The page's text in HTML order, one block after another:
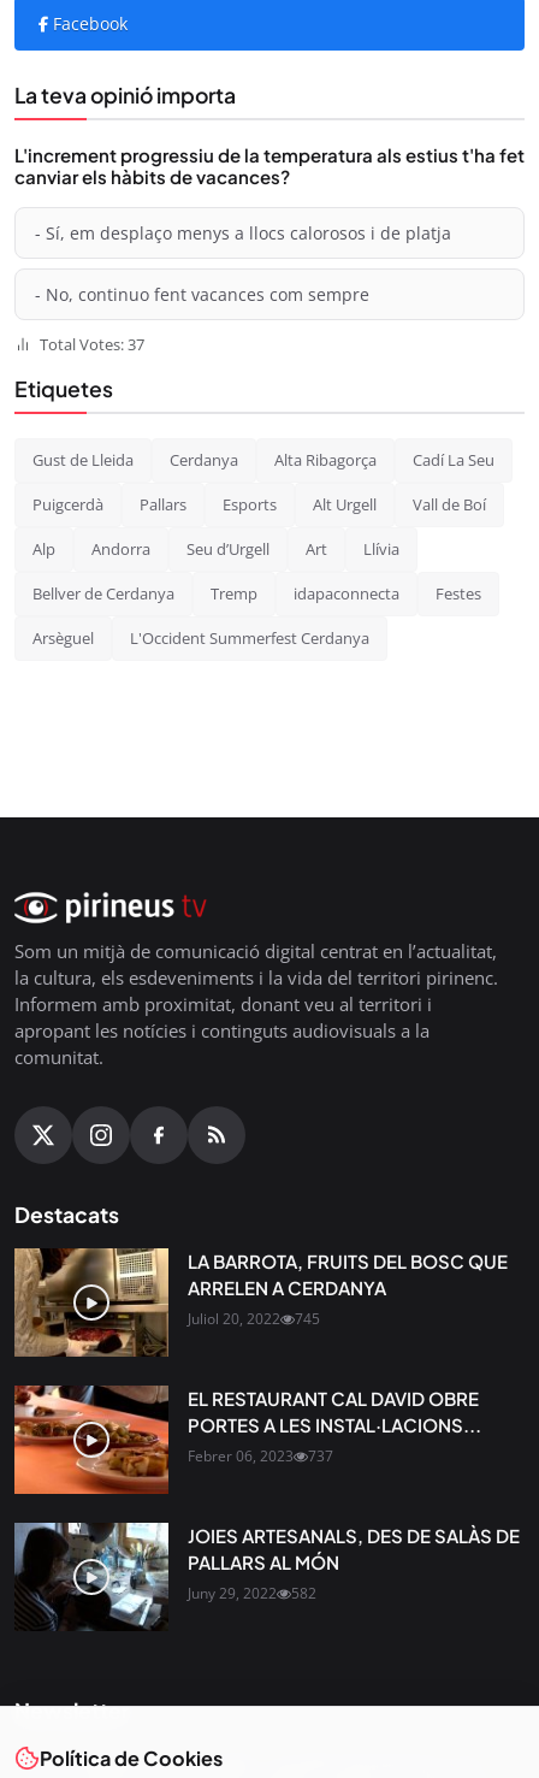
Facebook
La teva opinió importa
L'increment progressiu de la temperatura als estius t'ha fet
canviar els hàbits de vacances?
- Sí, em desplaço menys a llocs calorosos i de platja
- No, continuo fent vacances com sempre
Total Votes: 37
Etiquetes
Gust de Lleida Cerdanya Alta Ribagorça Cadí La Seu
Puigcerdà Pallars Esports Alt Urgell Vall de Boí
Alp Andorra Seu d’Urgell Art Llívia
Bellver de Cerdanya Tremp idapaconnecta Festes
Arsèguel L'Occident Summerfest Cerdanya
Som un mitjà de comunicació digital centrat en l’actualitat,
la cultura, els esdeveniments i la vida del territori pirinenc.
Informem amb proximitat, donant veu al territori i
apropant les notícies i continguts audiovisuals a la
comunitat.
Destacats
LA BARROTA, FRUITS DEL BOSC QUE
ARRELEN A CERDANYA
Juliol 20, 2022 745
EL RESTAURANT CAL DAVID OBRE
PORTES A LES INSTAL·LACIONS...
Febrer 06, 2023 737
JOIES ARTESANALS, DES DE SALÀS DE
PALLARS AL MÓN
Juny 29, 2022 582
Newsletter
Tota l’actualitat, seleccionada i enviada directament al teu
Política de Cookies